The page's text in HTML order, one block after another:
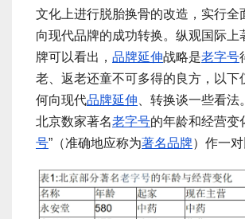
文化上进行脱胎换骨的改造，实行全
向现代品牌的成功转换。纵观国际上
牌可以看出， 品牌延伸战略是老字号
老、返老还童不可多得的良方，以下
何向现代品牌延伸 、转换谈一些看
北京数家著名老字号的年龄和经营变
号”（准确地应称为著名品牌）作一对